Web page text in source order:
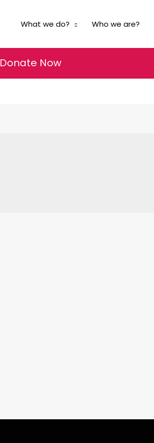
What we do? Who we are?
Donate Now